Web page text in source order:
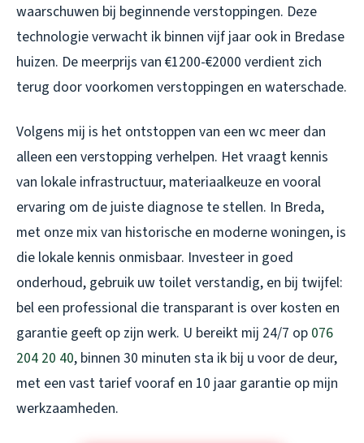
waarschuwen bij beginnende verstoppingen. Deze
technologie verwacht ik binnen vijf jaar ook in Bredase
huizen. De meerprijs van €1200-€2000 verdient zich
terug door voorkomen verstoppingen en waterschade.
Volgens mij is het ontstoppen van een wc meer dan
alleen een verstopping verhelpen. Het vraagt kennis
van lokale infrastructuur, materiaalkeuze en vooral
ervaring om de juiste diagnose te stellen. In Breda,
met onze mix van historische en moderne woningen, is
die lokale kennis onmisbaar. Investeer in goed
onderhoud, gebruik uw toilet verstandig, en bij twijfel:
bel een professional die transparant is over kosten en
garantie geeft op zijn werk. U bereikt mij 24/7 op 076
204 20 40, binnen 30 minuten sta ik bij u voor de deur,
met een vast tarief vooraf en 10 jaar garantie op mijn
werkzaamheden.